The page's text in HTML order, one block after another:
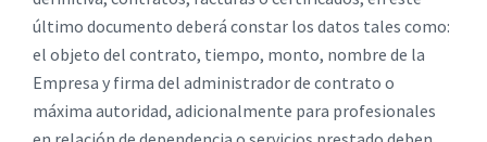
último documento deberá constar los datos tales como:
el objeto del contrato, tiempo, monto, nombre de la
Empresa y firma del administrador de contrato o
máxima autoridad, adicionalmente para profesionales